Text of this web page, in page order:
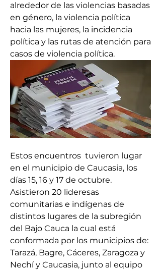
alrededor de las violencias basadas
en género, la violencia política
hacia las mujeres, la incidencia
política y las rutas de atención para
casos de violencia política.
Estos encuentros  tuvieron lugar
en el municipio de Caucasia, los
días 15, 16 y 17 de octubre.
Asistieron 20 lideresas
comunitarias e indígenas de
distintos lugares de la subregión
del Bajo Cauca la cual está
conformada por los municipios de:
Tarazá, Bagre, Cáceres, Zaragoza y
Nechí y Caucasia, junto al equipo